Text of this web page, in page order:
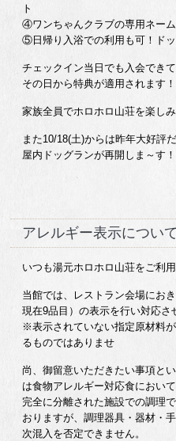
ト
④ワンちゃんクラブの専用ネー
⑤日帰り入浴での利用も可！ド
チェックイン当日でも入会できて
その日から特典が適用されます！
家族全員でホロホロ山荘を楽し
また10/18(土)からは昨年大好評
屋内ドッグランが再開しま～す！
アレルギー表示について
いつも湯元ホロホロ山荘をご利
当館では、レストラン会場にお
現在9品目）の表示を行い対応さ
※表示されていない指定原材料
るものではありませ
尚、御留意いただきたい事項と
は食物アレルギー対応食において
完全に分離された施設での調理
おりますが、調理器具・器材・
次混入を否定できません。